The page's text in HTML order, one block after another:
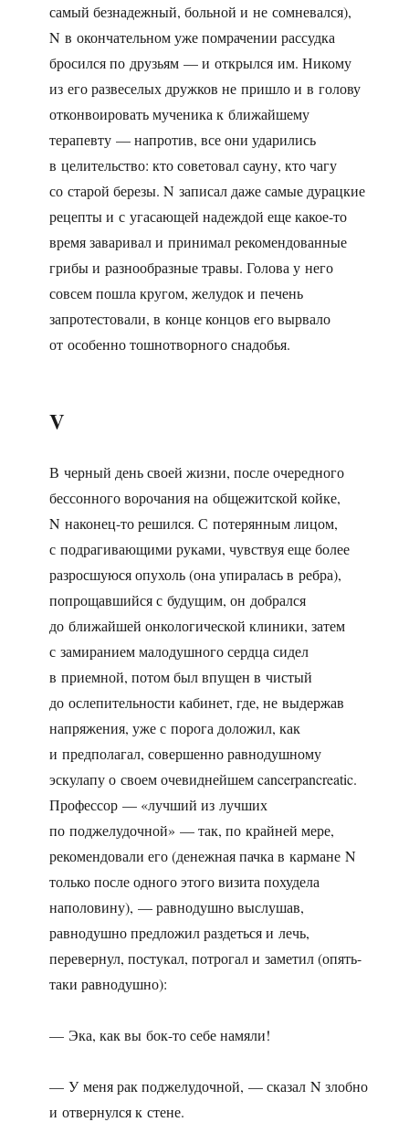
самый безнадежный, больной и не сомневался),
N в окончательном уже помрачении рассудка
бросился по друзьям — и открылся им. Никому
из его развеселых дружков не пришло и в голову
отконвоировать мученика к ближайшему
терапевту — напротив, все они ударились
в целительство: кто советовал сауну, кто чагу
со старой березы. N записал даже самые дурацкие
рецепты и с угасающей надеждой еще какое-то
время заваривал и принимал рекомендованные
грибы и разнообразные травы. Голова у него
совсем пошла кругом, желудок и печень
запротестовали, в конце концов его вырвало
от особенно тошнотворного снадобья.
V
В черный день своей жизни, после очередного
бессонного ворочания на общежитской койке,
N наконец-то решился. С потерянным лицом,
с подрагивающими руками, чувствуя еще более
разросшуюся опухоль (она упиралась в ребра),
попрощавшийся с будущим, он добрался
до ближайшей онкологической клиники, затем
с замиранием малодушного сердца сидел
в приемной, потом был впущен в чистый
до ослепительности кабинет, где, не выдержав
напряжения, уже с порога доложил, как
и предполагал, совершенно равнодушному
эскулапу о своем очевиднейшем cancerpancreatic.
Профессор — «лучший из лучших
по поджелудочной» — так, по крайней мере,
рекомендовали его (денежная пачка в кармане N
только после одного этого визита похудела
наполовину), — равнодушно выслушав,
равнодушно предложил раздеться и лечь,
перевернул, постукал, потрогал и заметил (опять-
таки равнодушно):
— Эка, как вы бок-то себе намяли!
— У меня рак поджелудочной, — сказал N злобно
и отвернулся к стене.